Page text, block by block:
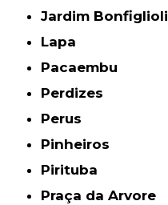
Jardim Bonfiglioli
Lapa
Pacaembu
Perdizes
Perus
Pinheiros
Pirituba
Praça da Arvore